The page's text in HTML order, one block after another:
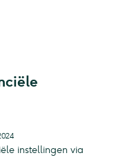
instellingen via